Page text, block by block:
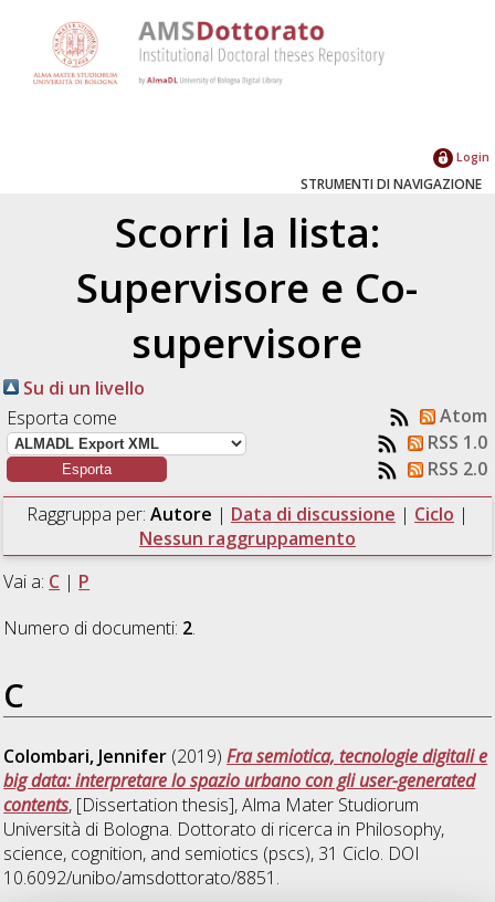
Login
STRUMENTI DI NAVIGAZIONE
Scorri la lista:
Supervisore e Co-
supervisore
Su di un livello
Esporta come
Atom
RSS 1.0
RSS 2.0
Raggruppa per: Autore | Data di discussione | Ciclo |
Nessun raggruppamento
Vai a: C | P
Numero di documenti: 2.
C
Colombari, Jennifer (2019)Fra semiotica, tecnologie digitali e
big data: interpretare lo spazio urbano con gli user-generated
contents, [Dissertation thesis], Alma Mater Studiorum
Università di Bologna. Dottorato di ricerca in Philosophy,
science, cognition, and semiotics (pscs), 31 Ciclo. DOI
10.6092/unibo/amsdottorato/8851.